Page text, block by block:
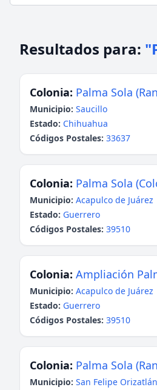
Resultados para:
Colonia: Palma Sola
Municipio: Saucillo
Estado: Chihuahua
Códigos Postales: 33637
Colonia: Palma Sola
Municipio: Acapulco de Juárez
Estado: Guerrero
Códigos Postales: 39510
Colonia: Ampliación
Municipio: Acapulco de Juárez
Estado: Guerrero
Códigos Postales: 39510
Colonia: Palma Sola
Municipio: San Felipe Orizatlán